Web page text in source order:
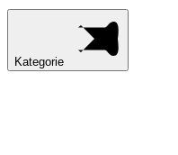
Kategorie